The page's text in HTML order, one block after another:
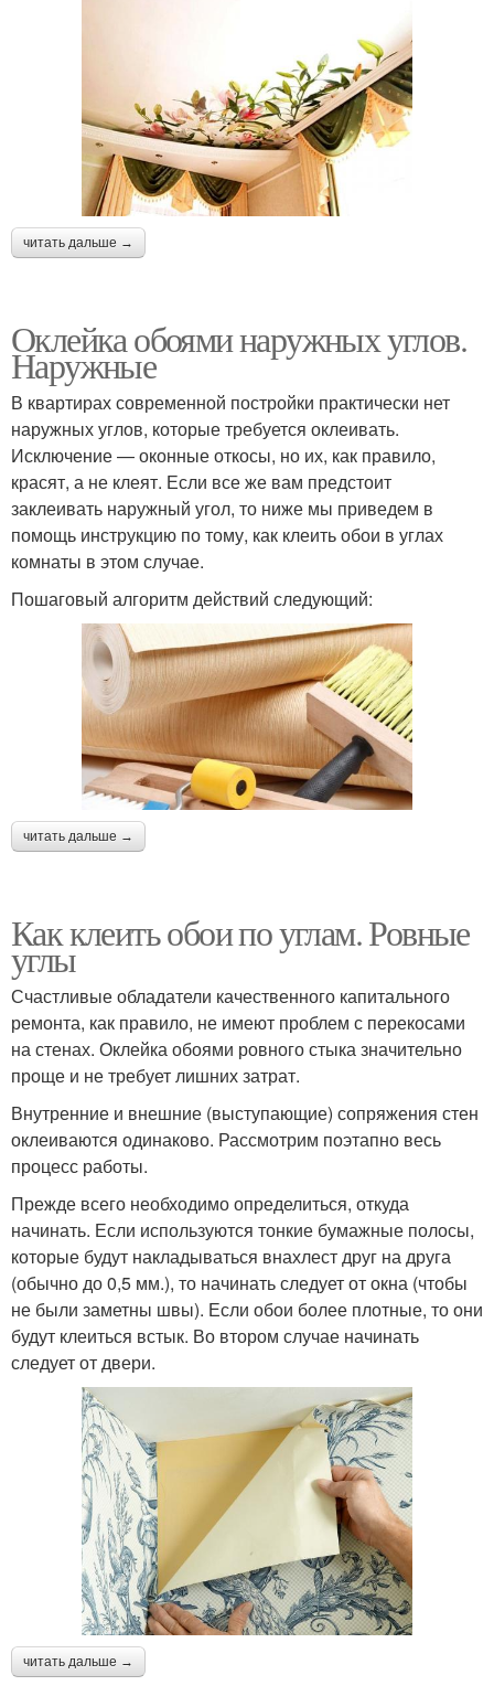
читать дальше →
Оклейка обоями наружных углов.
Наружные
В квартирах современной постройки практически нет
наружных углов, которые требуется оклеивать.
Исключение — оконные откосы, но их, как правило,
красят, а не клеят. Если все же вам предстоит
заклеивать наружный угол, то ниже мы приведем в
помощь инструкцию по тому, как клеить обои в углах
комнаты в этом случае.
Пошаговый алгоритм действий следующий:
читать дальше →
Как клеить обои по углам. Ровные
углы
Счастливые обладатели качественного капитального
ремонта, как правило, не имеют проблем с перекосами
на стенах. Оклейка обоями ровного стыка значительно
проще и не требует лишних затрат.
Внутренние и внешние (выступающие) сопряжения стен
оклеиваются одинаково. Рассмотрим поэтапно весь
процесс работы.
Прежде всего необходимо определиться, откуда
начинать. Если используются тонкие бумажные полосы,
которые будут накладываться внахлест друг на друга
(обычно до 0,5 мм.), то начинать следует от окна (чтобы
не были заметны швы). Если обои более плотные, то они
будут клеиться встык. Во втором случае начинать
следует от двери.
читать дальше →